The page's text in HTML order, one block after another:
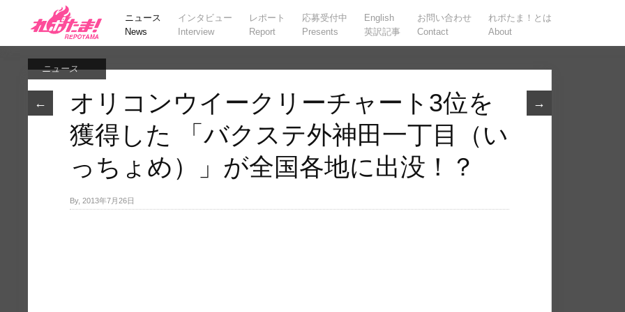
ニュース
News
インタビュー
Interview
レポート
Report
応募受付中
Presents
English
英訳記事
お問い合わせ
Contact
れポたま！とは
About
← →
ニュース
オリコンウイークリーチャート3位を
獲得した 「バクステ外神田一丁目（い
っちょめ）」が全国各地に出没！？
By, 2013年7月26日